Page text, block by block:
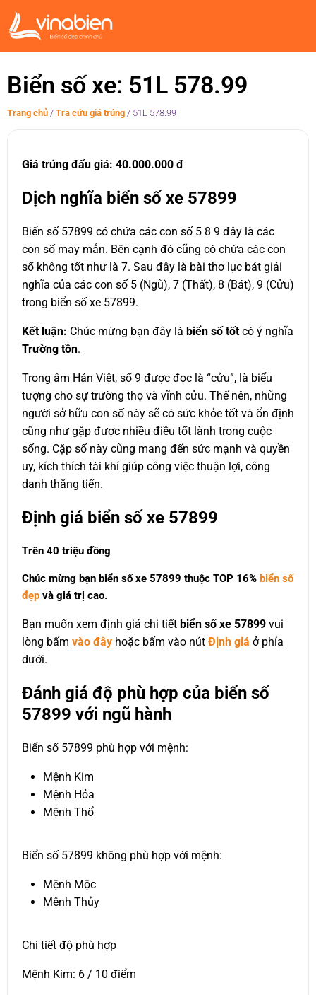
Biển số xe: 51L 578.99
Trang chủ / Tra cứu giá trúng / 51L 578.99
Giá trúng đấu giá: 40.000.000 đ
Dịch nghĩa biển số xe 57899
Biển số 57899 có chứa các con số 5 8 9 đây là các
con số may mắn. Bên cạnh đó cũng có chứa các con
số không tốt như là 7. Sau đây là bài thơ lục bát giải
nghĩa của các con số 5 (Ngũ), 7 (Thất), 8 (Bát), 9 (Cửu)
trong biển số xe 57899.
Kết luận: Chúc mừng bạn đây là biển số tốt có ý nghĩa
Trường tồn.
Trong âm Hán Việt, số 9 được đọc là “cửu”, là biểu
tượng cho sự trường thọ và vĩnh cửu. Thế nên, những
người sở hữu con số này sẽ có sức khỏe tốt và ổn định
cũng như gặp được nhiều điều tốt lành trong cuộc
sống. Cặp số này cũng mang đến sức mạnh và quyền
uy, kích thích tài khí giúp công việc thuận lợi, công
danh thăng tiến.
Định giá biển số xe 57899
Trên 40 triệu đồng
Chúc mừng bạn biển số xe 57899 thuộc TOP 16% biển số
đẹp và giá trị cao.
Bạn muốn xem định giá chi tiết biển số xe 57899 vui
lòng bấm vào đây hoặc bấm vào nút Định giá ở phía
dưới.
Đánh giá độ phù hợp của biển số
57899 với ngũ hành
Biển số 57899 phù hợp với mệnh:
Mệnh Kim
Mệnh Hỏa
Mệnh Thổ
Biển số 57899 không phù hợp với mệnh:
Mệnh Mộc
Mệnh Thủy
Chi tiết độ phù hợp
Mệnh Kim: 6 / 10 điểm